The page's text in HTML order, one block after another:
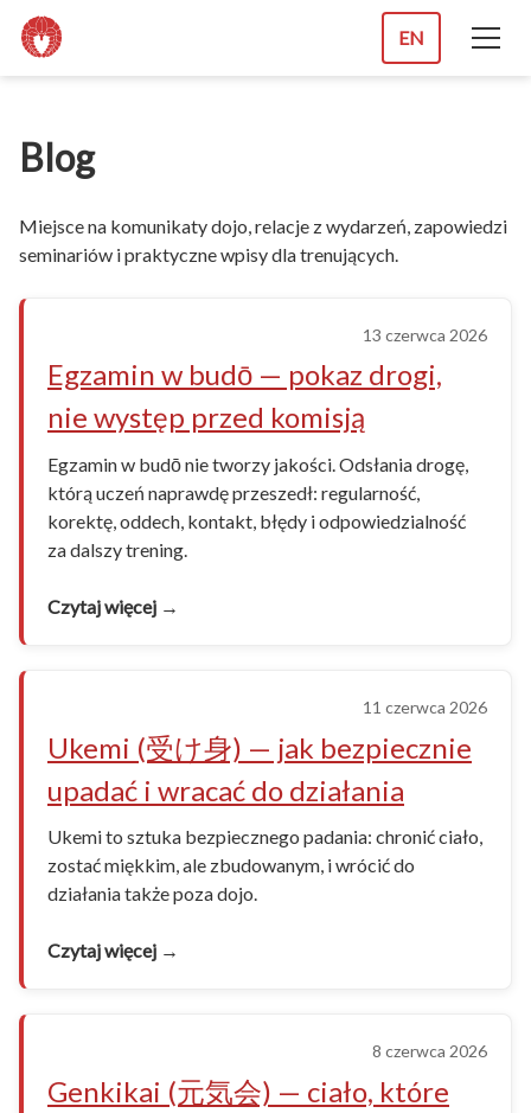
EN
Blog
Miejsce na komunikaty dojo, relacje z wydarzeń, zapowiedzi
seminariów i praktyczne wpisy dla trenujących.
13 czerwca 2026
Egzamin w budō — pokaz drogi,
nie występ przed komisją
Egzamin w budō nie tworzy jakości. Odsłania drogę,
którą uczeń naprawdę przeszedł: regularność,
korektę, oddech, kontakt, błędy i odpowiedzialność
za dalszy trening.
Czytaj więcej →
11 czerwca 2026
Ukemi (受け身) — jak bezpiecznie
upadać i wracać do działania
Ukemi to sztuka bezpiecznego padania: chronić ciało,
zostać miękkim, ale zbudowanym, i wrócić do
działania także poza dojo.
Czytaj więcej →
8 czerwca 2026
Genkikai (元気会) — ciało, które